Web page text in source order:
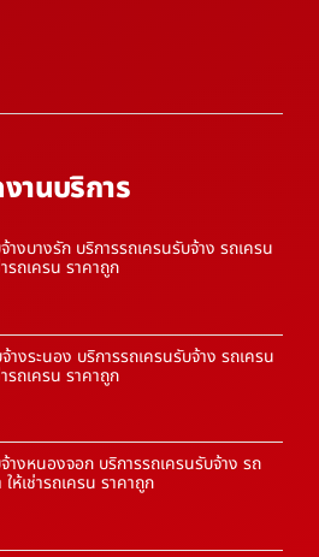
านบริการ
างบางรัก บริการรถเครนรับจ้าง รถเครน
ารถเครน ราคาถูก
างระนอง บริการรถเครนรับจ้าง รถเครน
ารถเครน ราคาถูก
างหนองจอก บริการรถเครนรับจ้าง รถ
ให้เช่ารถเครน ราคาถูก